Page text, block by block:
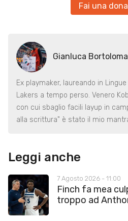
Fai una
Gianluca
Ex playmaker, laureando in
Lakers a tempo perso. Venero
con cui sbaglio facili layup in
alla scrittura" è stato il mio
Leggi anche
7 Agosto 2026 - 11:00
Finch fa mea
troppo ad